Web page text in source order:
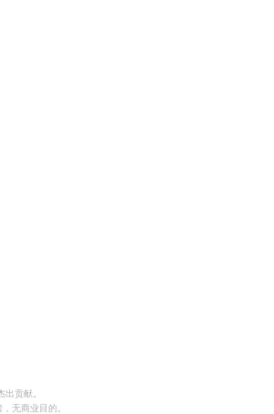
贡献。
无商业目的。